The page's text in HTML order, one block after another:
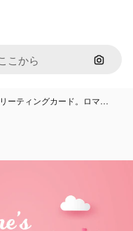
画像で
ーティングカード。ロマ…